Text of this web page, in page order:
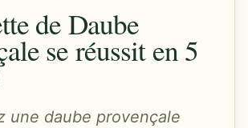
de Daube
se réussit en 5
une daube provençale